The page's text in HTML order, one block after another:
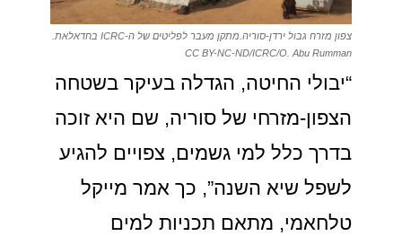
צפון מזרח גבול ירדן-סוריה.מתקן מעבר לפליטים של ה-ICRC בחדאלאת.
CC BY-NC-ND/ICRC/O. Abu Rumman
“יבולי החיטה, הגדלה בעיקר בשטחה
הצפון-מזרחי של סוריה, שם היא זוכה
בדרך כלל למי גשמים, צפויים להגיע
לשפל שיא השנה”, כך אמר מייקל
טלחאמי, מתאם תכניות למים